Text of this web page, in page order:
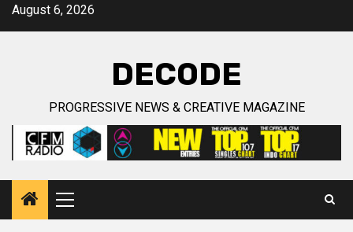
SkipAugust 6, 2026
DECODE
PROGRESSIVE NEWS & CREATIVE MAGAZINE
Primary
Menu